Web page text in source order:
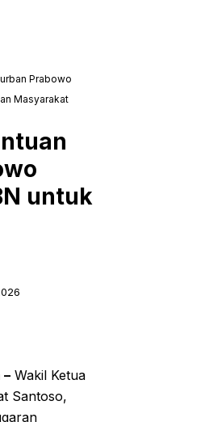
Prabowo
Masyarakat
untuk
Wakil Ketua
Santoso,